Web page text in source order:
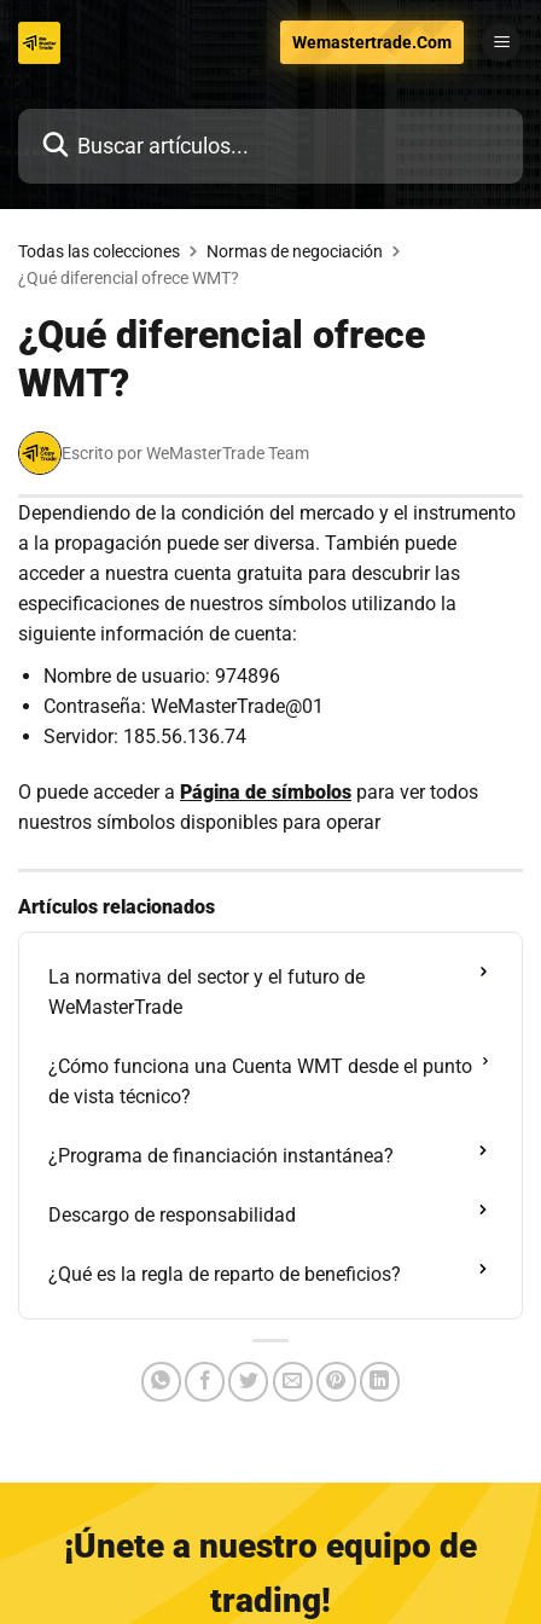
Wemastertrade.Com
Todas las colecciones
Normas de negociación
¿Qué diferencial ofrece WMT?
¿Qué diferencial ofrece
WMT?
Escrito por WeMasterTrade Team
Dependiendo de la condición del mercado y el instrumento
a la propagación puede ser diversa. También puede
acceder a nuestra cuenta gratuita para descubrir las
especificaciones de nuestros símbolos utilizando la
siguiente información de cuenta:
Nombre de usuario: 974896
Contraseña: WeMasterTrade@01
Servidor: 185.56.136.74
O puede acceder a Página de símbolos para ver todos
nuestros símbolos disponibles para operar
Artículos relacionados
La normativa del sector y el futuro de
WeMasterTrade
¿Cómo funciona una Cuenta WMT desde el punto
de vista técnico?
¿Programa de financiación instantánea?
Descargo de responsabilidad
¿Qué es la regla de reparto de beneficios?
¡Únete a nuestro equipo de
trading!